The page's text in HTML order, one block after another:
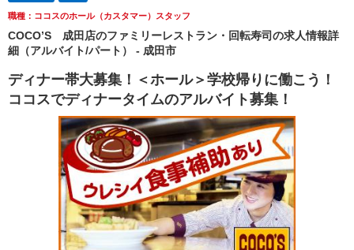
職種：ココスのホール（カスタマー）スタッフ
COCO’S 成田店のファミリーレストラン・回転寿司の求人情報詳
細（アルバイト/パート） - 成田市
ディナー帯大募集！＜ホール＞学校帰りに働こう！
ココスでディナータイムのアルバイト募集！